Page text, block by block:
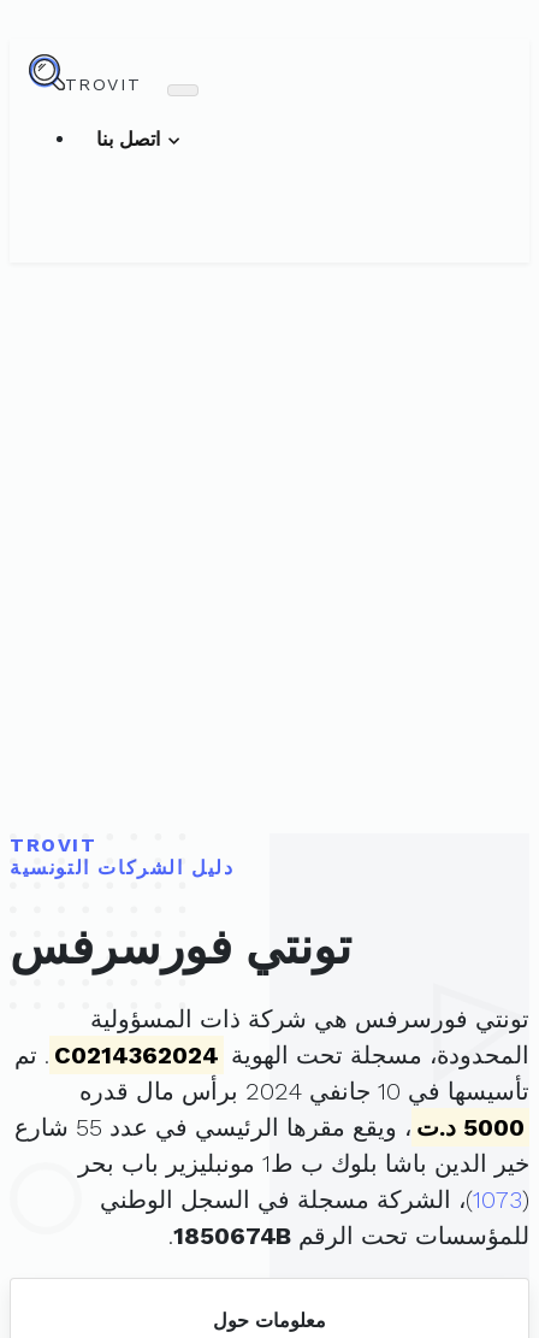
TROVIT
TROVIT
دليل الشركات التونسية
تونتي فورسرفس
تونتي فورسرفس هي شركة ذات المسؤولية
المحدودة، مسجلة تحت الهوية C0214362024 . تم
تأسيسها في 10 جانفي 2024 برأس مال قدره
5000 د.ت
، ويقع مقرها الرئيسي في عدد 55 شارع
خير الدين باشا بلوك ب ط1 مونبليزير باب بحر
(
1073)، الشركة مسجلة في السجل الوطني
للمؤسسات تحت الرقم 1850674B
.
معلومات حول